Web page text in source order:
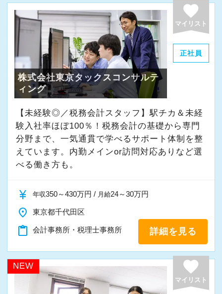
favorite
マイリスト
正社員
株式会社東京タックスコンサルテ
ィング
【未経験◎／税務会計スタッフ】駅チカ＆未経
験入社率ほぼ100％！税務会計の基礎から専門
分野まで、一気通貫で学べるサポート体制を整
えています。内勤メインor訪問対応ありなど選
べる働き方も。
currency_yen 年収350～430万円 / 月給24～30万円
place 東京都千代田区
content_paste 会計事務所・税理士事務所 詳細を見る
NEW favorite
マイリスト